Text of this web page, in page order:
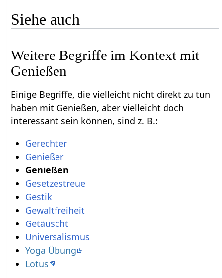
Siehe auch
Weitere Begriffe im Kontext mit
Einige Begriffe, die vielleicht nicht direkt zu tun
haben mit Genießen‏‎, aber vielleicht doch
interessant sein können, sind z. B.:
Gerechter‏‎
Genießer‏‎
Gesetzestreue‏‎
Gestik‏‎
Universalismus
Yoga Übung
Lotus